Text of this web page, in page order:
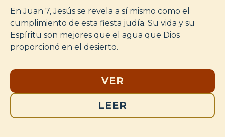
En Juan 7, Jesús se revela a sí mismo como el
cumplimiento de esta fiesta judía. Su vida y su
Espíritu son mejores que el agua que Dios
proporcionó en el desierto.
VER
LEER